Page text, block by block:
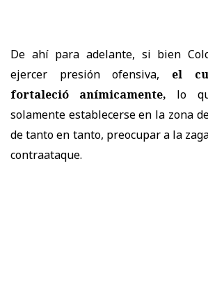
De ahí para adelante, si bien
ejercer presión ofensiva, el
fortaleció anímicamente, lo
solamente establecerse en la zona
de tanto en tanto, preocupar a la
contraataque.